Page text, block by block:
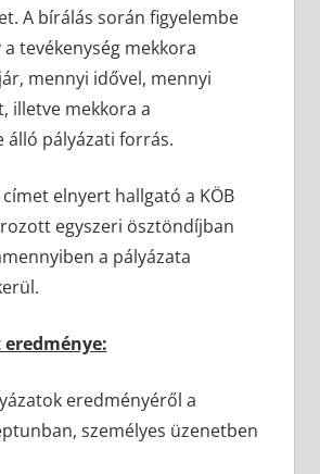
A bírálás során figyelembe
tevékenység mekkora
mennyi idővel, mennyi
illetve mekkora a
álló pályázati forrás.
elnyert hallgató a KÖB
egyszeri ösztöndíjban
a pályázata
eredményéről a
személyes üzenetben